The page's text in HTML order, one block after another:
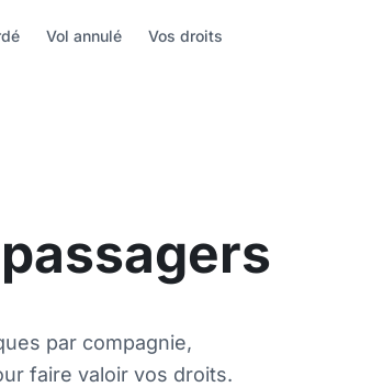
Vol annulé Vos droits
par compagnie,
faire valoir vos droits.